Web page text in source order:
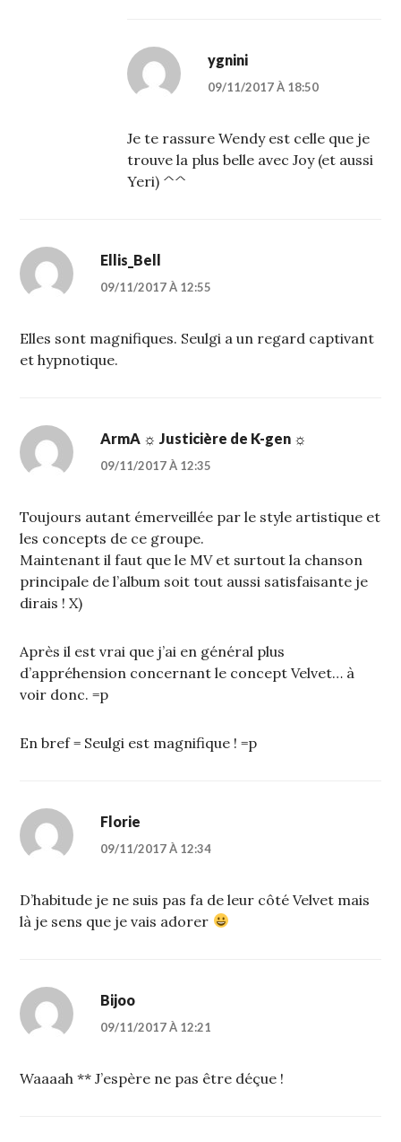
ygnini
09/11/2017 À 18:50
Je te rassure Wendy est celle que je
trouve la plus belle avec Joy (et aussi
Yeri) ^^
Ellis_Bell
09/11/2017 À 12:55
Elles sont magnifiques. Seulgi a un regard captivant
et hypnotique.
ArmA ☼ Justicière de K-gen ☼
09/11/2017 À 12:35
Toujours autant émerveillée par le style artistique et
les concepts de ce groupe.
Maintenant il faut que le MV et surtout la chanson
principale de l’album soit tout aussi satisfaisante je
dirais ! X)
Après il est vrai que j’ai en général plus
d’appréhension concernant le concept Velvet… à
voir donc. =p
En bref = Seulgi est magnifique ! =p
Florie
09/11/2017 À 12:34
D’habitude je ne suis pas fa de leur côté Velvet mais
là je sens que je vais adorer
Bijoo
09/11/2017 À 12:21
Waaaah ** J’espère ne pas être déçue !